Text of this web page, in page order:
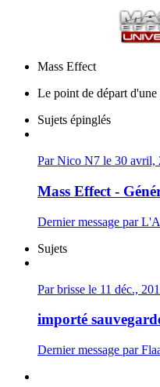
Mass Effect
Le point de départ
Sujets épinglés
Par Nico N7 le 30 avril,
Mass Effect -
Dernier message par
Sujets
Par brisse le 11 déc.,
importé
Dernier message par